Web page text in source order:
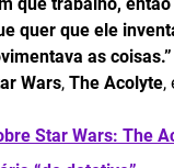
quer que ele
as coisas.”
Wars, The Acolyte,
Star Wars: The